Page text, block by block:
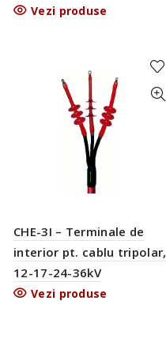
Vezi produse
CHE-3I – Terminale de
interior pt. cablu tripolar,
12-17-24-36kV
Vezi produse